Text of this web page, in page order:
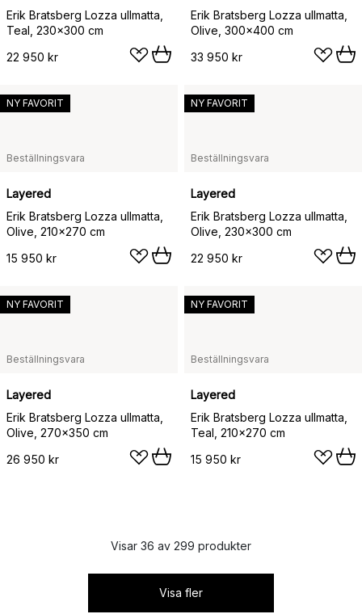
Erik Bratsberg Lozza ullmatta,
Teal, 230x300 cm
22 950 kr
Erik Bratsberg Lozza ullmatta,
Olive, 300x400 cm
33 950 kr
Beställningsvara
Layered
Erik Bratsberg Lozza ullmatta,
Olive, 210x270 cm
15 950 kr
NY FAVORIT
Beställningsvara
Layered
Erik Bratsberg Lozza ullmatta,
Olive, 230x300 cm
22 950 kr
NY FAVORIT
Beställningsvara
Layered
Erik Bratsberg Lozza ullmatta,
Olive, 270x350 cm
26 950 kr
NY FAVORIT
Beställningsvara
Layered
Erik Bratsberg Lozza ullmatta,
Teal, 210x270 cm
15 950 kr
NY FAVORIT
Visar 36 av 299 produkter
Visa fler